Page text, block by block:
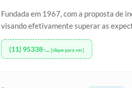
Fundada em 1967, com a proposta de
visando efetivamente superar as
(11) 95338-... [clique para ver]